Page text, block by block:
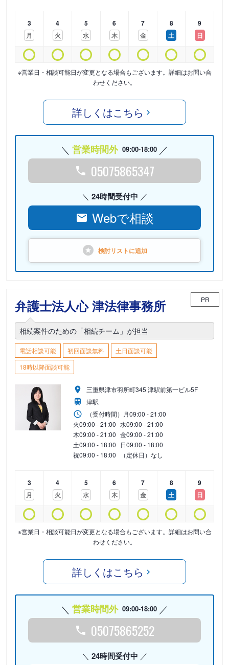
3
月
4
火
5
水
6
木
7
金
8
土
9
日
※営業日・相談可能日が変更となる場合もございます。詳細はお問い合
わせください。
詳しくはこちら
営業時間外 09:00-18:00
05075865347
24時間受付中
Webで相談
検討リストに追加
弁護士法人心 津法律事務所 PR
相続案件のための「相続チーム」が担当
電話相談可能 初回面談無料
土日面談可能
18時以降面談可能
三重県津市羽所町345 津駅前第一ビル5F
津駅
（受付時間） 月09:00 - 21:00
火09:00 - 21:00 水09:00 - 21:00
木09:00 - 21:00 金09:00 - 21:00
土09:00 - 18:00 日09:00 - 18:00
祝09:00 - 18:00 （定休日）なし
3
月
4
火
5
水
6
木
7
金
8
土
9
日
※営業日・相談可能日が変更となる場合もございます。詳細はお問い合
わせください。
詳しくはこちら
営業時間外 09:00-18:00
05075865252
24時間受付中